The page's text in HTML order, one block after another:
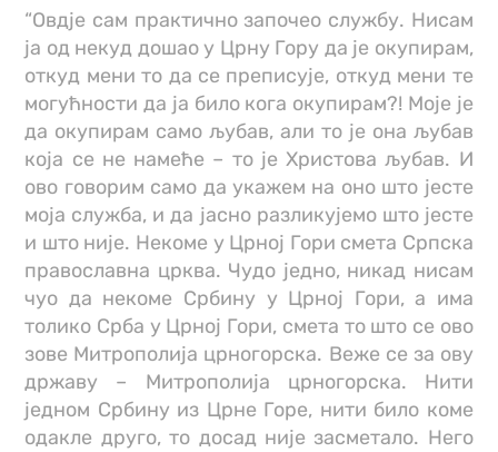
“Овдје сам практично започео службу. Нисам
ја од некуд дошао у Црну Гору да је окупирам,
откуд мени то да се преписује, откуд мени те
могућности да ја било кога окупирам?! Моје је
да окупирам само љубав, али то је она љубав
која се не намеће – то је Христова љубав. И
ово говорим само да укажем на оно што јесте
моја служба, и да јасно разликујемо што јесте
и што није. Некоме у Црној Гори смета Српска
православна црква. Чудо једно, никад нисам
чуо да некоме Србину у Црној Гори, а има
толико Срба у Црној Гори, смета то што се ово
зове Митрополија црногорска. Веже се за ову
државу – Митрополија црногорска. Нити
једном Србину из Црне Горе, нити било коме
одакле друго, то досад није засметало. Него